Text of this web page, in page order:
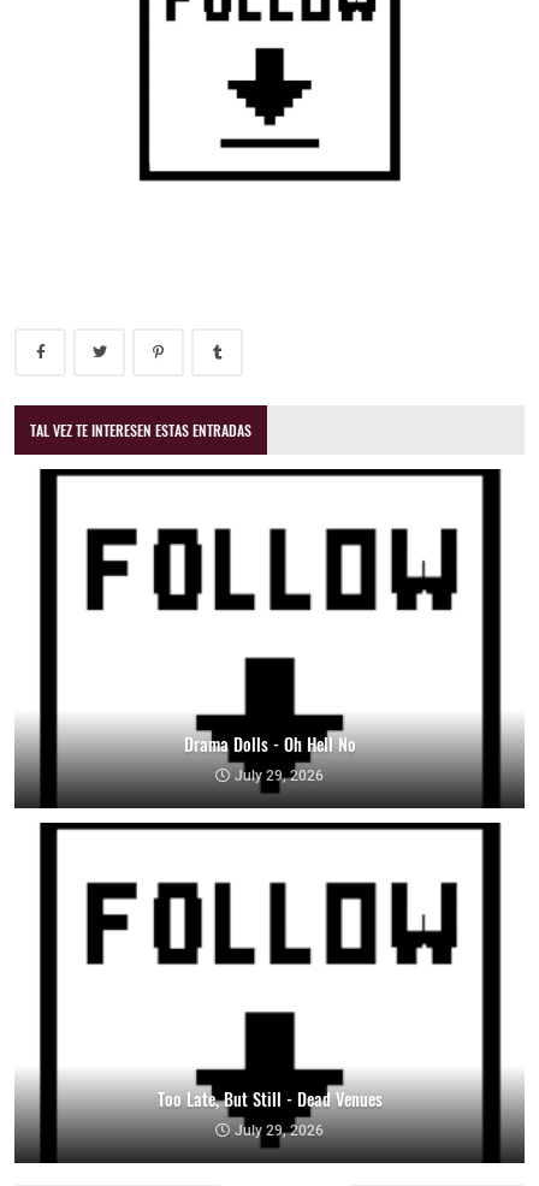
TAL VEZ TE INTERESEN ESTAS ENTRADAS
Drama Dolls - Oh Hell No
July 29, 2026
Too Late, But Still - Dead Venues
July 29, 2026